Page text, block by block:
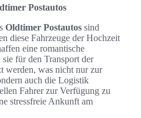
Postautos
Oldtimer Postautos sind
diese Fahrzeuge der Hochzeit
eine romantische
für den Transport der
werden, was nicht nur zur
auch die Logistik
Fahrer zur Verfügung zu
stressfreie Ankunft am